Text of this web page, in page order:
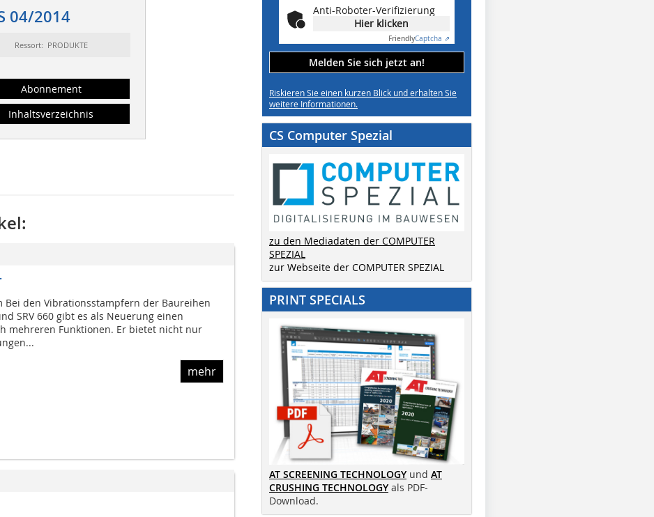
04/2014
Ressort: PRODUKTE
Abonnement
Inhaltsverzeichnis
Bei den Vibrationsstampfern der Baureihen
SRV 660 gibt es als Neuerung einen
mehreren Funktionen. Er bietet nicht nur
mehr
Anti-Roboter-Verifizierung
Hier klicken
FriendlyCaptcha ⇗
Melden Sie sich jetzt an!
Riskieren Sie einen kurzen Blick und erhalten Sie
weitere Informationen.
CS Computer Spezial
zu den Mediadaten der COMPUTER
SPEZIAL
zur Webseite der COMPUTER SPEZIAL
PRINT SPECIALS
AT SCREENING TECHNOLOGY und AT
CRUSHING TECHNOLOGY als PDF-
Download.